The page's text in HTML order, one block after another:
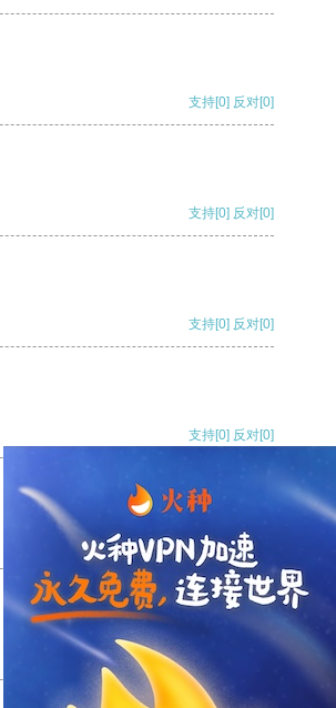
支持[0] 反对[0]
支持[0] 反对[0]
支持[0] 反对[0]
支持[0] 反对[0]
支持[0] 反对
支持